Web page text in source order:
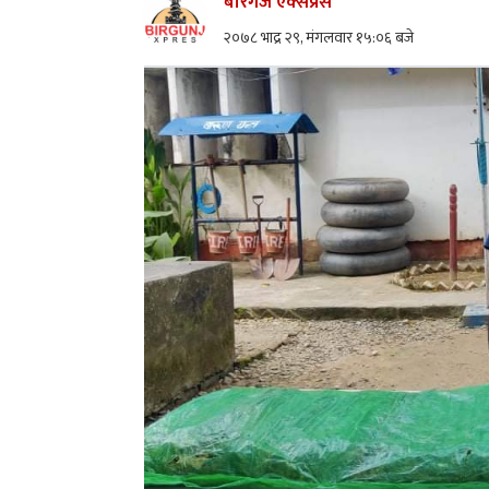
२०७८ भाद्र २९, मंगलवार १५:०६ बजे